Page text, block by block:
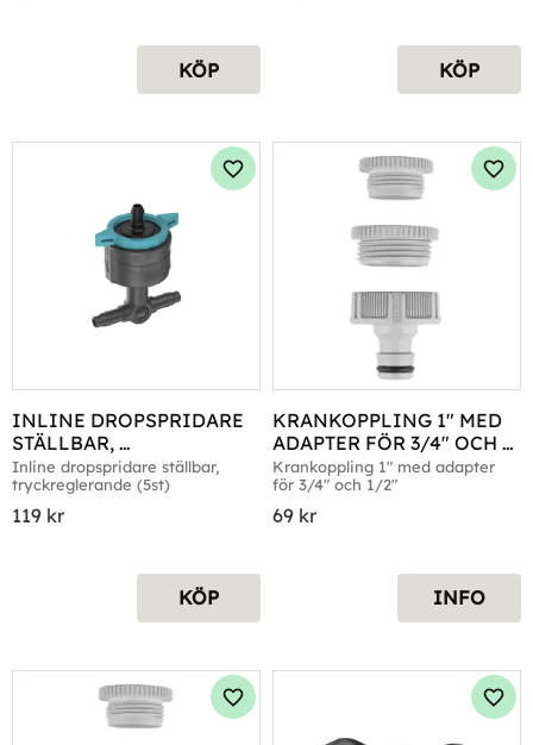
KÖP KÖP
INLINE DROPSPRIDARE
STÄLLBAR,
TRYCKREGLERANDE (5ST)
Inline dropspridare ställbar,
tryckreglerande (5st)
119 kr
Lägg till i favoriter
KÖP
KRANKOPPLING 1" MED
ADAPTER FÖR 3/4" OCH
1/2"
Krankoppling 1" med adapter
för 3/4" och 1/2"
69 kr
INFO
Lägg till i favoriter